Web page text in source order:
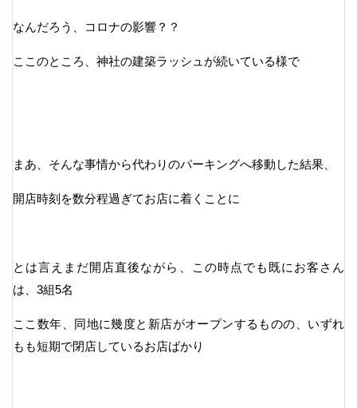
なんだろう、コロナの影響？？
ここのところ、神社の建築ラッシュが続いている様で
まあ、そんな事情から代わりのパーキングへ移動した結果、
開店時刻を数分程過ぎてお店に着くことに
とは言えまだ開店直後ながら、この時点でも既にお客さん
は、3組5名
ここ数年、同地に幾度と新店がオープンするものの、いずれ
もも短期で閉店しているお店ばかり